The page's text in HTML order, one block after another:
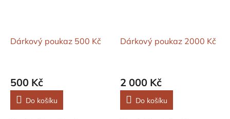
Dárkový poukaz 500 Kč
500 Kč
Do košíku
Dárkový poukaz 2000 Kč
2 000 Kč
Do košíku